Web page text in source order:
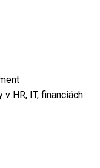
HR, IT, financiách